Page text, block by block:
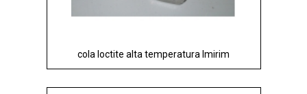
cola loctite alta temperatura Imirim